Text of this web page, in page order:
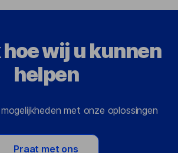
wij u kunnen
helpen
met onze oplossingen
Praat met ons